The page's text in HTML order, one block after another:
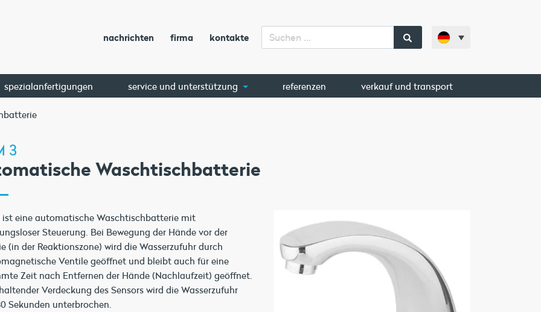
nachrichten firma kontakte
spezialanfertigungen service und unterstützung referenzen verkauf und transport
3
Waschtischbatterie
ist eine automatische Waschtischbatterie mit
Steuerung. Bei Bewegung der Hände vor der
(in der Reaktionszone) wird die Wasserzufuhr durch
Ventile geöffnet und bleibt auch für eine
Zeit nach Entfernen der Hände (Nachlaufzeit) geöffnet.
Verdeckung des Sensors wird die Wasserzufuhr
Sekunden unterbrochen.